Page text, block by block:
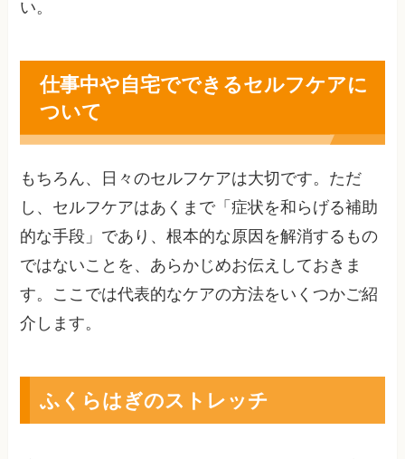
い。
仕事中や自宅でできるセルフケアに
ついて
もちろん、日々のセルフケアは大切です。ただ
し、セルフケアはあくまで「症状を和らげる補助
的な手段」であり、根本的な原因を解消するもの
ではないことを、あらかじめお伝えしておきま
す。ここでは代表的なケアの方法をいくつかご紹
介します。
ふくらはぎのストレッチ